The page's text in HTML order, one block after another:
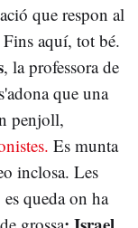
que respon al
aquí, tot bé.
, la professora de
s'adona que una
penjoll,
Es munta
inclosa. Les
queda on ha